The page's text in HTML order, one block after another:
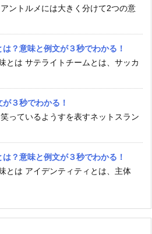
ントルメには大きく分けて2つの意
は？意味と例文が３秒でわかる！
とは サテライトチームとは、サッカ
が３秒でわかる！
っているようすを表すネットスラン
は？意味と例文が３秒でわかる！
とは アイデンティティとは、主体